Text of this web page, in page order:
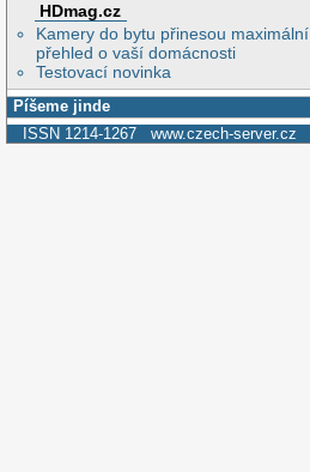
HDmag.cz
Kamery do bytu přinesou maximální
přehled o vaší domácnosti
Testovací novinka
Píšeme jinde
ISSN 1214-1267 www.czech-server.cz